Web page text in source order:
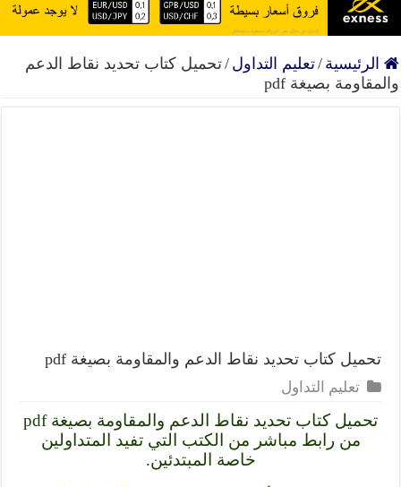
إنضم إلى افضل شركة تداول موثوق حسابات إسلامية
15 عام من النجاح تداول مع exness وسيط مرخص وموثوقالرئيسية /تعليم التداول /تحميل كتاب تحديد نقاط الدعم
والمقاومة بصيغة pdf
تحميل كتاب تحديد نقاط الدعم والمقاومة بصيغة pdf
تعليم التداول
تحميل كتاب تحديد نقاط الدعم والمقاومة بصيغة pdf
من رابط مباشر من الكتب التي تفيد المتداولين
خاصة المبتدئين.